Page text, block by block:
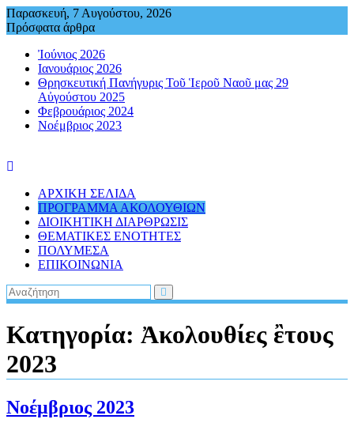
Περάστε
στο
Παρασκευή, 7 Αυγούστου, 2026
Πρόσφατα άρθρα
Ἰούνιος 2026
Ιανουάριος 2026
Θρησκευτική Πανήγυρις Τοῦ Ἱεροῦ Ναοῦ μας 29
Αὐγούστου 2025
Φεβρουάριος 2024
Νοέμβριος 2023
ΑΡΧΙΚΗ ΣΕΛΙΔΑ
ΠΡΟΓΡΑΜΜΑ ΑΚΟΛΟΥΘΙΩΝ
ΔΙΟΙΚΗΤΙΚΗ ΔΙΑΡΘΡΩΣΙΣ
ΘΕΜΑΤΙΚΕΣ ΕΝΟΤΗΤΕΣ
ΠΟΛΥΜΕΣΑ
ΕΠΙΚΟΙΝΩΝΙΑ
Κατηγορία: Ἀκολουθίες ἒτους
2023
Νοέμβριος 2023